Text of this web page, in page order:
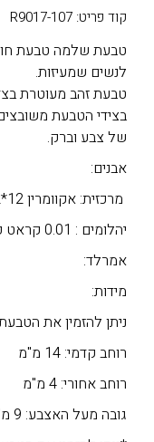
קוד פריט: R9017-107
טבעת שלמה טבעת
לנשים שמעיזות.
טבעת זהב מעוטרת
בצידי הטבעת
של צבע וברק.
אבנים:
מרכזית: אקוומרין 12*12 ממ
יהלומים : 0.01 קראט כל אבן
אמרלד:
מידות:
ניתן להזמין את
רוחב קדמי: 14 מ"מ
רוחב אחורי: 4 מ"מ
גובה מעל האצבע: 9 מ"מ